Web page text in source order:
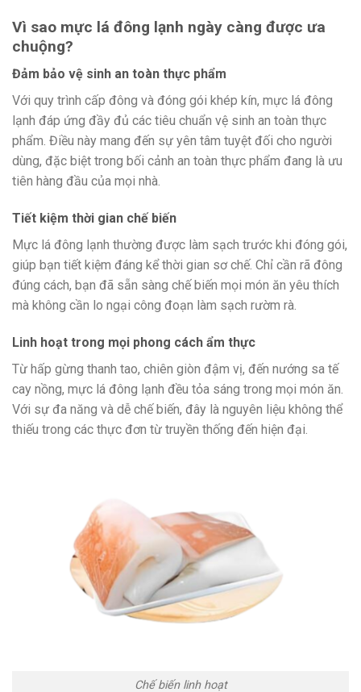
Vì sao mực lá đông lạnh ngày càng được ưa
chuộng?
Đảm bảo vệ sinh an toàn thực phẩm
Với quy trình cấp đông và đóng gói khép kín, mực lá đông
lạnh đáp ứng đầy đủ các tiêu chuẩn vệ sinh an toàn thực
phẩm. Điều này mang đến sự yên tâm tuyệt đối cho người
dùng, đặc biệt trong bối cảnh an toàn thực phẩm đang là ưu
tiên hàng đầu của mọi nhà.
Tiết kiệm thời gian chế biến
Mực lá đông lạnh thường được làm sạch trước khi đóng gói,
giúp bạn tiết kiệm đáng kể thời gian sơ chế. Chỉ cần rã đông
đúng cách, bạn đã sẵn sàng chế biến mọi món ăn yêu thích
mà không cần lo ngại công đoạn làm sạch rườm rà.
Linh hoạt trong mọi phong cách ẩm thực
Từ hấp gừng thanh tao, chiên giòn đậm vị, đến nướng sa tế
cay nồng, mực lá đông lạnh đều tỏa sáng trong mọi món ăn.
Với sự đa năng và dễ chế biến, đây là nguyên liệu không thể
thiếu trong các thực đơn từ truyền thống đến hiện đại.
Chế biến linh hoạt